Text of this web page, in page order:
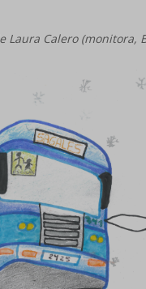
Laura Calero (monitora,